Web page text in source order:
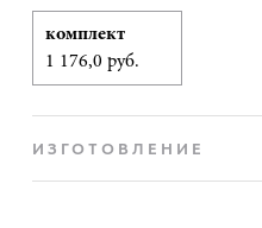
ИЗГОТОВЛЕНИЕ
комплект
1 176,0 руб.